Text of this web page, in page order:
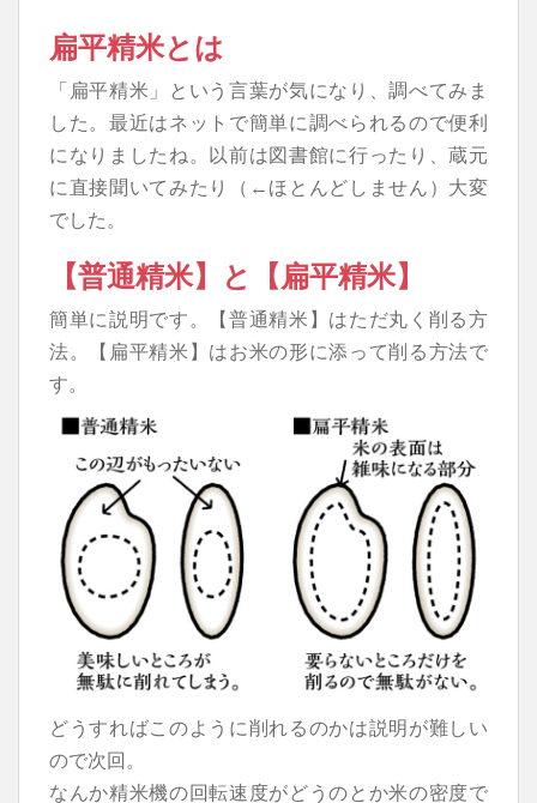
扁平精米とは
「扁平精米」という言葉が気になり、調べてみま
した。最近はネットで簡単に調べられるので便利
になりましたね。以前は図書館に行ったり、蔵元
に直接聞いてみたり（←ほとんどしません）大変
でした。
【普通精米】と【扁平精米】
簡単に説明です。【普通精米】はただ丸く削る方
法。【扁平精米】はお米の形に添って削る方法で
す。
どうすればこのように削れるのかは説明が難しい
ので次回。
なんか精米機の回転速度がどうのとか米の密度で